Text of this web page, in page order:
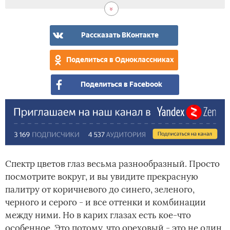
Рассказать ВКонтакте
Поделиться в Одноклассниках
Поделиться в Facebook
Спектр цветов глаз весьма разнообразный. Просто
посмотрите вокруг, и вы увидите прекрасную
палитру от коричневого до синего, зеленого,
черного и серого - и все оттенки и комбинации
между ними. Но в карих глазах есть кое-что